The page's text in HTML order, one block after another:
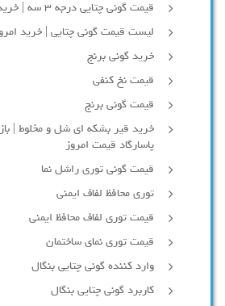
قیمت گونی چتایی درجه ۳ سه | خرید امروز
لیست قیمت گونی چتایی | خرید امروز
خرید گونی برنج
قیمت نخ کنفی
قیمت گونی برنج
خرید قیر بشکه ای شل و مخلوط |
پاسارگاد قیمت امروز
قیمت گونی توری راشل نما
توری محافظ لفاف ایمنی
قیمت توری لفاف محافظ ایمنی
قیمت توری نمای ساختمان
وارد کننده گونی چتایی بنگال
کاربرد گونی چتایی بنگال